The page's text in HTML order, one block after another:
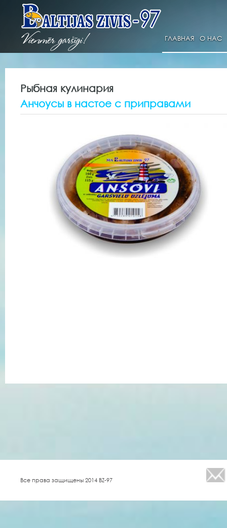
ГЛАВНАЯ О НАС
Рыбная кулинария
Анчоусы в настое с приправами
Все права защищены 2014 BZ-97